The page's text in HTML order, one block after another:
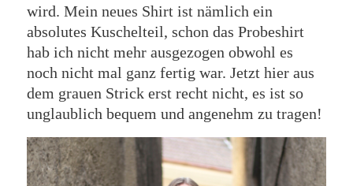
wird. Mein neues Shirt ist nämlich ein
absolutes Kuschelteil, schon das Probeshirt
hab ich nicht mehr ausgezogen obwohl es
noch nicht mal ganz fertig war. Jetzt hier aus
dem grauen Strick erst recht nicht, es ist so
unglaublich bequem und angenehm zu tragen!